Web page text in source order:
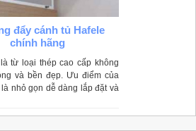
đẩy cánh tủ Hafele
chính hãng
từ loại thép cao cấp không
và bền đẹp. Ưu điểm của
nhỏ gọn dễ dàng lắp đặt và